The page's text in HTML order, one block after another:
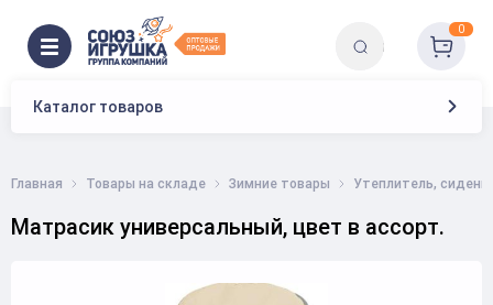
Каталог товаров
0
Главная Товары на складе Зимние товары Утеплитель,
Матрасик универсальный, цвет в ассорт.